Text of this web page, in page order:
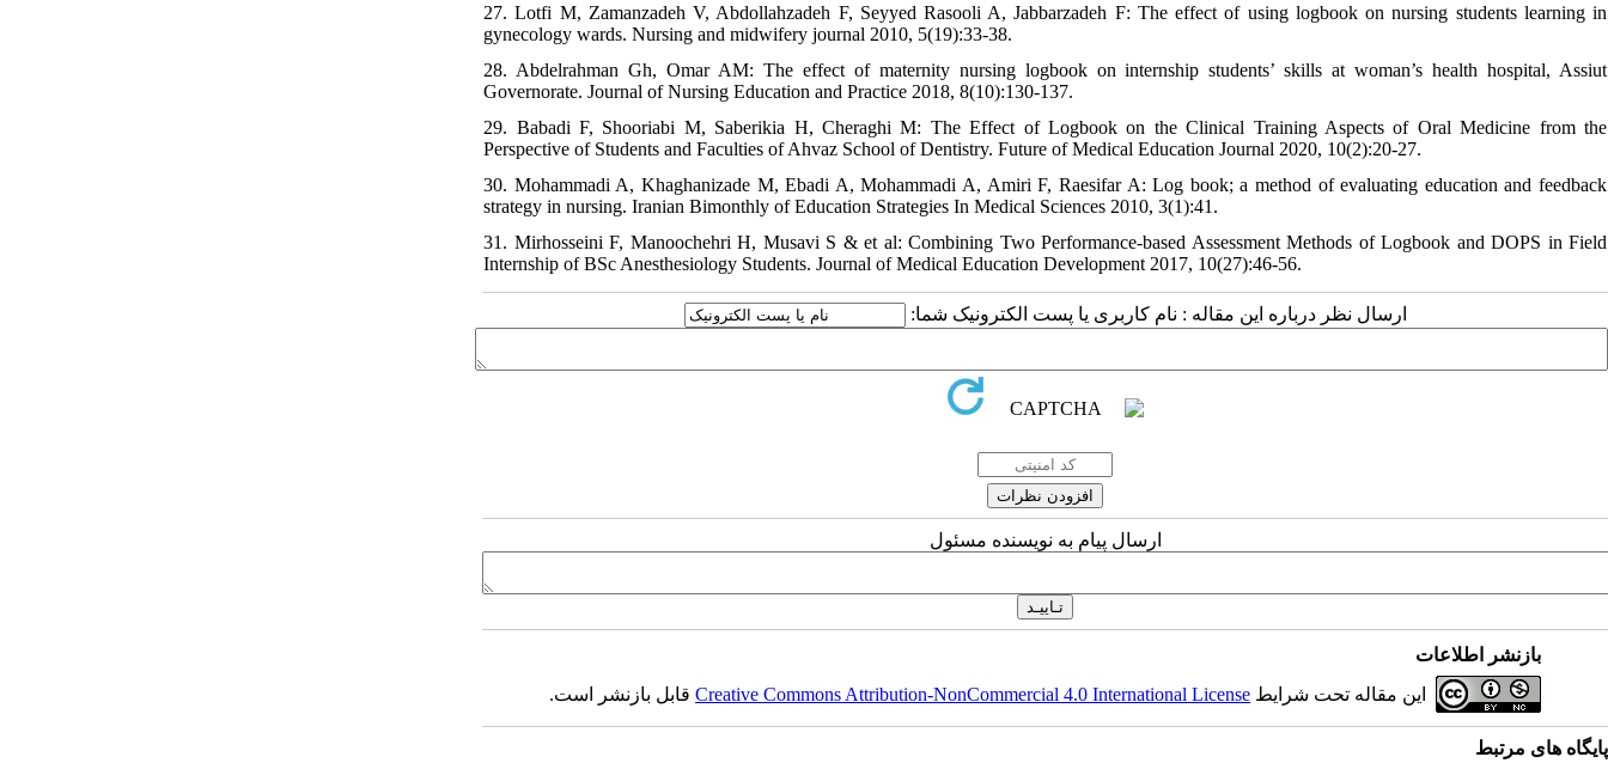
27. Lotfi M, Zamanzadeh V, Abdollahzadeh F, Seyyed Rasooli A, Jabbarzadeh F: The effect of using logbook on nursing students learning in
gynecology wards. Nursing and midwifery journal 2010, 5(19):33-38.
28. Abdelrahman Gh, Omar AM: The effect of maternity nursing logbook on internship students’ skills at woman’s health hospital, Assiut
Governorate. Journal of Nursing Education and Practice 2018, 8(10):130-137.
29. Babadi F, Shooriabi M, Saberikia H, Cheraghi M: The Effect of Logbook on the Clinical Training Aspects of Oral Medicine from the
Perspective of Students and Faculties of Ahvaz School of Dentistry. Future of Medical Education Journal 2020, 10(2):20-27.
30. Mohammadi A, Khaghanizade M, Ebadi A, Mohammadi A, Amiri F, Raesifar A: Log book; a method of evaluating education and feedback
strategy in nursing. Iranian Bimonthly of Education Strategies In Medical Sciences 2010, 3(1):41.
31. Mirhosseini F, Manoochehri H, Musavi S & et al: Combining Two Performance-based Assessment Methods of Logbook and DOPS in Field
Internship of BSc Anesthesiology Students. Journal of Medical Education Development 2017, 10(27):46-56.
ارسال نظر درباره این مقاله : نام کاربری یا پست الکترونیک شما:
ارسال پیام به نویسنده مسئول
بازنشر اطلاعات
این مقاله تحت شرایط Creative Commons Attribution-NonCommercial 4.0 International Licenseقابل بازنشر است.
پایگاه های مرتبط